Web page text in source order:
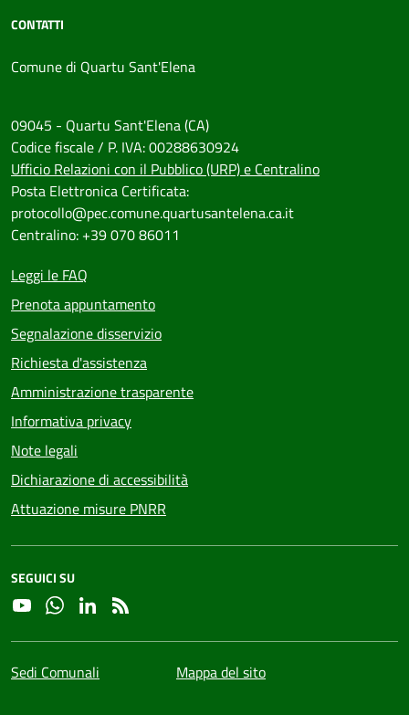
CONTATTI
Comune di Quartu Sant'Elena
09045 - Quartu Sant'Elena (CA)
Codice fiscale / P. IVA: 00288630924
Ufficio Relazioni con il Pubblico (URP) e Centralino
Posta Elettronica Certificata:
protocollo@pec.comune.quartusantelena.ca.it
Centralino: +39 070 86011
Leggi le FAQ
Prenota appuntamento
Segnalazione disservizio
Richiesta d'assistenza
Amministrazione trasparente
Informativa privacy
Note legali
Dichiarazione di accessibilità
Attuazione misure PNRR
SEGUICI SU
YouTubeWhatsapp
Linkedin
Sedi Comunali Mappa del sito